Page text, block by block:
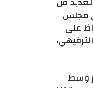
مجلس
على
وسط